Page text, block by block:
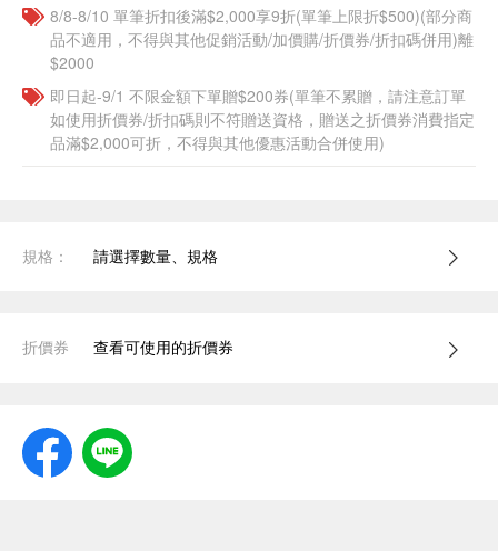
8/8-8/10 單筆折扣後滿$2,000享9折(單筆上限折$500)(部分商
品不適用，不得與其他促銷活動/加價購/折價券/折扣碼併用)離
$2000
即日起-9/1 不限金額下單贈$200券(單筆不累贈，請注意訂單
如使用折價券/折扣碼則不符贈送資格，贈送之折價券消費指定
品滿$2,000可折，不得與其他優惠活動合併使用)
規格： 請選擇數量、規格
折價券 查看可使用的折價券